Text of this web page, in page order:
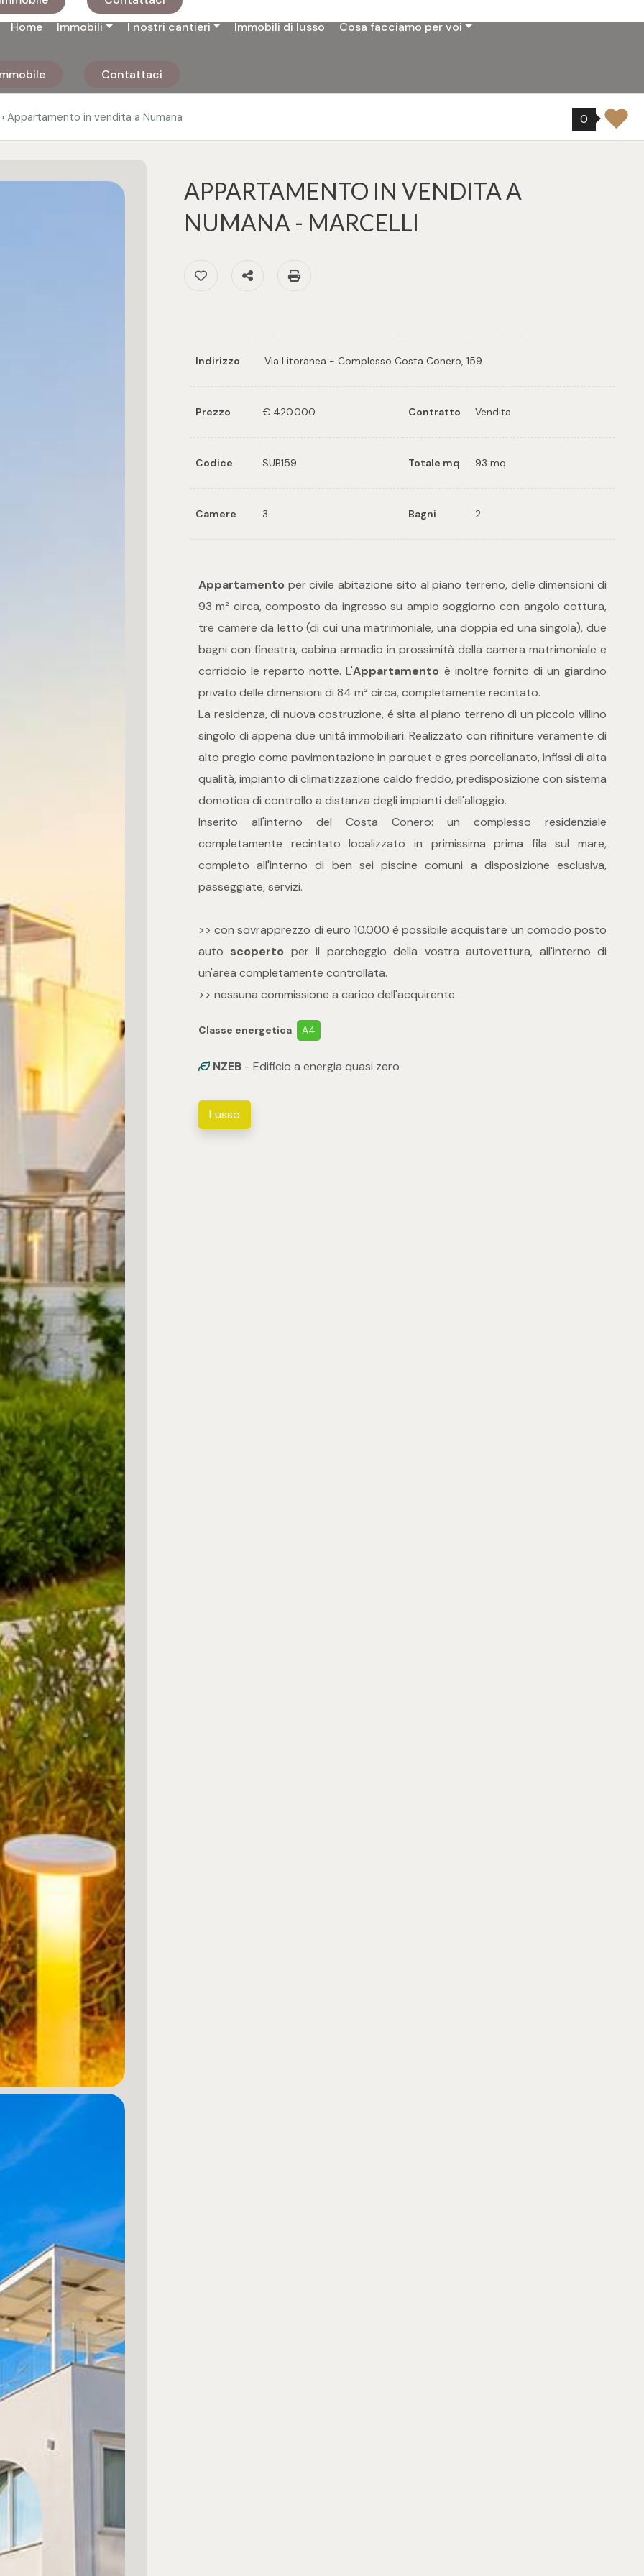
Home Immobili I nostri cantieri Immobili di lusso Cosa facciamo per voi
Contattaci
› Appartamento in vendita a Numana 0
APPARTAMENTO IN VENDITA A
NUMANA - MARCELLI
Preferiti: Cod. SUB159
Condividi
Indirizzo Via Litoranea - Complesso Costa Conero, 159
Prezzo € 420.000 Contratto Vendita
Codice SUB159 Totale mq 93 mq
Camere 3 Bagni 2
Appartamento per civile abitazione sito al piano terreno, delle dimensioni di
93 m² circa, composto da ingresso su ampio soggiorno con angolo cottura,
tre camere da letto (di cui una matrimoniale, una doppia ed una singola), due
bagni con finestra, cabina armadio in prossimità della camera matrimoniale e
corridoio le reparto notte. L'Appartamento è inoltre fornito di un giardino
privato delle dimensioni di 84 m² circa, completamente recintato.
La residenza, di nuova costruzione, é sita al piano terreno di un piccolo villino
singolo di appena due unità immobiliari. Realizzato con rifiniture veramente di
alto pregio come pavimentazione in parquet e gres porcellanato, infissi di alta
qualità, impianto di climatizzazione caldo freddo, predisposizione con sistema
domotica di controllo a distanza degli impianti dell'alloggio.
Inserito all'interno del Costa Conero: un complesso residenziale
completamente recintato localizzato in primissima prima fila sul mare,
completo all'interno di ben sei piscine comuni a disposizione esclusiva,
passeggiate, servizi.
>> con sovrapprezzo di euro 10.000 è possibile acquistare un comodo posto
auto scoperto per il parcheggio della vostra autovettura, all'interno di
un'area completamente controllata.
>> nessuna commissione a carico dell'acquirente.
Classe energetica: A4
NZEB - Edificio a energia quasi zero
Lusso